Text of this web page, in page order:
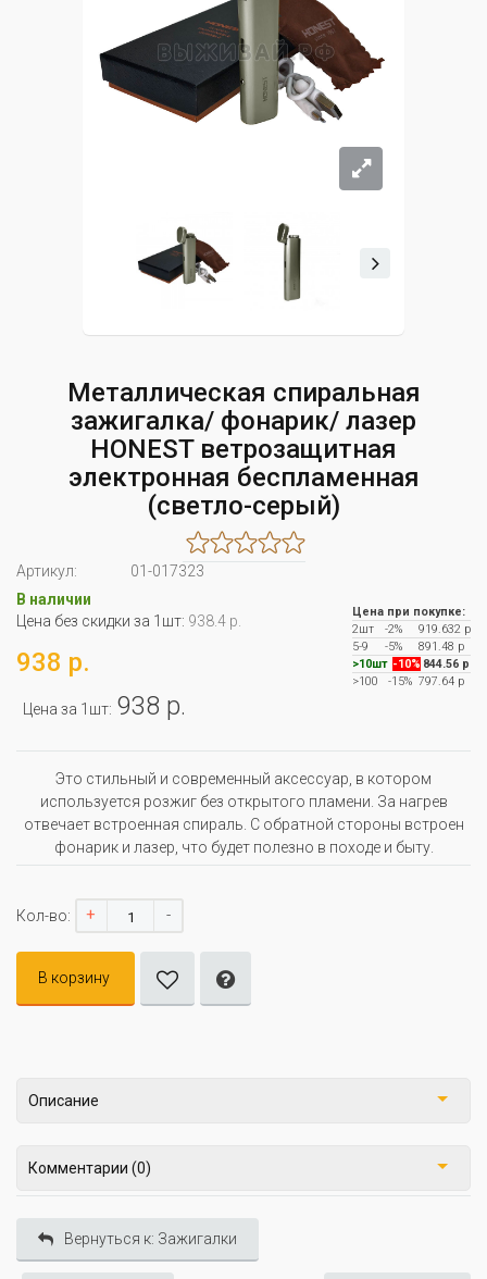
Металлическая спиральная
зажигалка/ фонарик/ лазер
HONEST ветрозащитная
электронная беспламенная
(светло-серый)
Артикул:
01-017323
В наличии
Цена без скидки за 1шт: 938.4 р.
938 р.
Цена за 1шт: 938 р.
Цена при покупке:
2шт
-2%
919.632 р
5-9
-5%
891.48 р
>10шт -10% 844.56 р
>100
-15% 797.64 р
Это стильный и современный аксессуар, в котором
используется розжиг без открытого пламени. За нагрев
отвечает встроенная спираль. С обратной стороны встроен
фонарик и лазер, что будет полезно в походе и быту.
Кол-во: + -
В корзину
Описание
Комментарии (0)
Вернуться к: Зажигалки